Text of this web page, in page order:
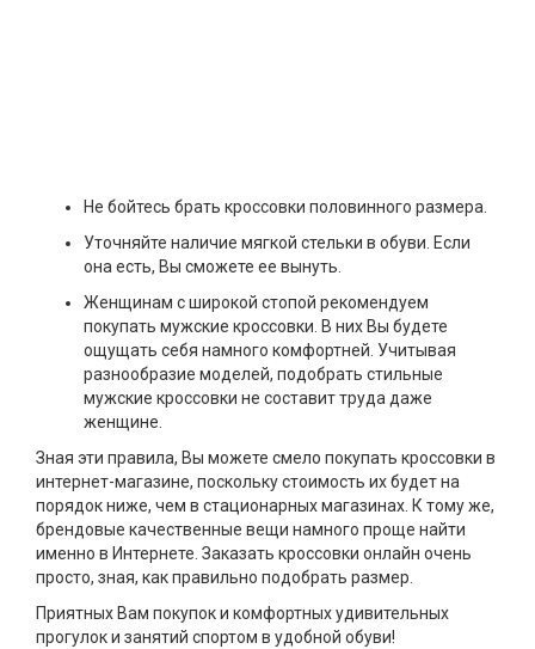
Не бойтесь брать кроссовки половинного размера.
Уточняйте наличие мягкой стельки в обуви. Если
она есть, Вы сможете ее вынуть.
Женщинам с широкой стопой рекомендуем
покупать мужские кроссовки. В них Вы будете
ощущать себя намного комфортней. Учитывая
разнообразие моделей, подобрать стильные
мужские кроссовки не составит труда даже
женщине.
Зная эти правила, Вы можете смело покупать кроссовки в
интернет-магазине, поскольку стоимость их будет на
порядок ниже, чем в стационарных магазинах. К тому же,
брендовые качественные вещи намного проще найти
именно в Интернете. Заказать кроссовки онлайн очень
просто, зная, как правильно подобрать размер.
Приятных Вам покупок и комфортных удивительных
прогулок и занятий спортом в удобной обуви!